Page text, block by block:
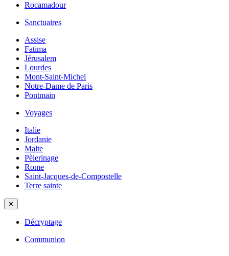
Rocamadour
Sanctuaires
Assise
Fatima
Jérusalem
Lourdes
Mont-Saint-Michel
Notre-Dame de Paris
Pontmain
Voyages
Italie
Jordanie
Malte
Pèlerinage
Rome
Saint-Jacques-de-Compostelle
Terre sainte
✕
Décryptage
Communion